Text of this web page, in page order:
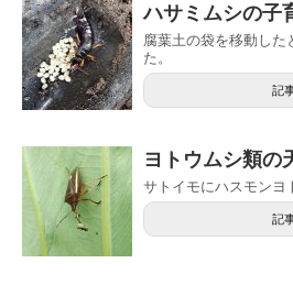
ハサミムシの子
腐葉土の袋を移動した
た。
記
ヨトウムシ類の
サトイモにハスモンヨ
記